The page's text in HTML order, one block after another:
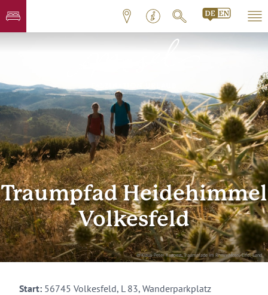
© Klaus-Peter Kappest, Traumpfade im Rhein-Mosel-Eifel-Land
Traumpfad Heidehimmel
Volkesfeld
Start: 56745 Volkesfeld, L 83, Wanderparkplatz